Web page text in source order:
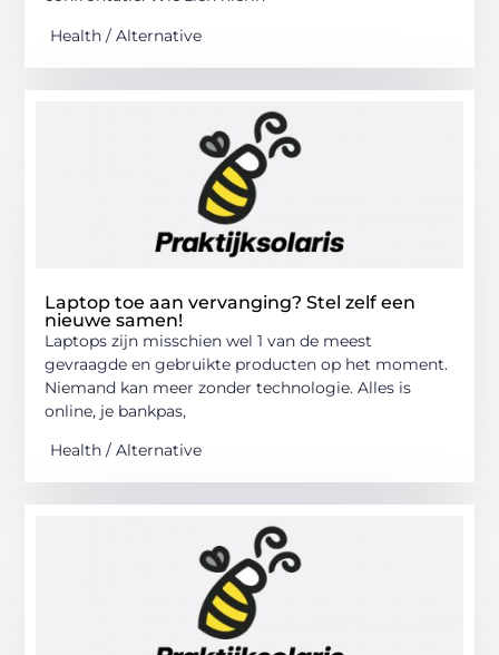
Health / Alternative
Laptop toe aan vervanging? Stel zelf een
nieuwe samen!
Laptops zijn misschien wel 1 van de meest
gevraagde en gebruikte producten op het moment.
Niemand kan meer zonder technologie. Alles is
online, je bankpas,
Health / Alternative